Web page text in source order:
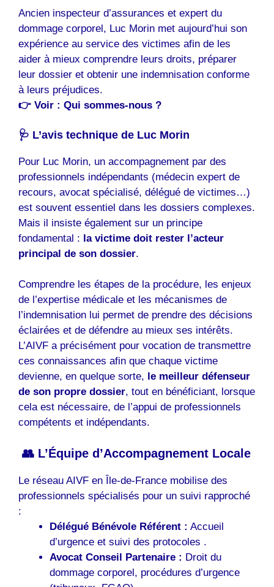
Ancien inspecteur d’assurances et expert du
dommage corporel, Luc Morin met aujourd’hui son
expérience au service des victimes afin de les
aider à mieux comprendre leurs droits, préparer
leur dossier et obtenir une indemnisation conforme
à leurs préjudices.
👉 Voir : Qui sommes-nous ?
🩺 L’avis technique de Luc Morin
Pour Luc Morin, un accompagnement par des
professionnels indépendants (médecin expert de
recours, avocat spécialisé, délégué de victimes…)
est souvent essentiel dans les dossiers complexes.
Mais il insiste également sur un principe
fondamental : la victime doit rester l’acteur
principal de son dossier.
Comprendre les étapes de la procédure, les enjeux
de l’expertise médicale et les mécanismes de
l’indemnisation lui permet de prendre des décisions
éclairées et de défendre au mieux ses intérêts.
L’AIVF a précisément pour vocation de transmettre
ces connaissances afin que chaque victime
devienne, en quelque sorte, le meilleur défenseur
de son propre dossier, tout en bénéficiant, lorsque
cela est nécessaire, de l’appui de professionnels
compétents et indépendants.
👥 L’Équipe d’Accompagnement Locale
Le réseau AIVF en Île-de-France mobilise des
professionnels spécialisés pour un suivi rapproché
:
Délégué Bénévole Référent : Accueil
d’urgence et suivi des protocoles .
Avocat Conseil Partenaire : Droit du
dommage corporel, procédures d’urgence